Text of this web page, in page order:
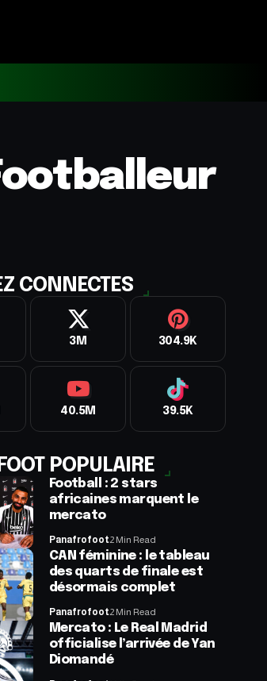
CONNECTES
3M 304.9K
40.5M 39.5K
POPULAIRE
Football : 2 stars
africaines marquent le
mercato
Panafrofoot2 Min Read
CAN féminine : le tableau
des quarts de finale est
désormais complet
Panafrofoot2 Min Read
Mercato : Le Real Madrid
officialise l’arrivée de Yan
Diomandé